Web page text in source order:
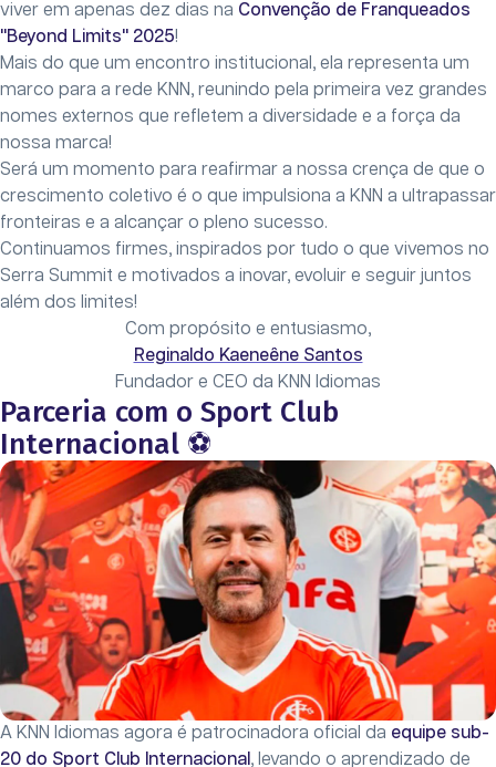
viver em apenas dez dias na Convenção de Franqueados
"Beyond Limits" 2025!
Mais do que um encontro institucional, ela representa um
marco para a rede KNN, reunindo pela primeira vez grandes
nomes externos que refletem a diversidade e a força da
nossa marca!
Será um momento para reafirmar a nossa crença de que o
crescimento coletivo é o que impulsiona a KNN a ultrapassar
fronteiras e a alcançar o pleno sucesso.
Continuamos firmes, inspirados por tudo o que vivemos no
Serra Summit e motivados a inovar, evoluir e seguir juntos
além dos limites!
Com propósito e entusiasmo,
Reginaldo Kaeneêne Santos
Fundador e CEO da KNN Idiomas
Parceria com o Sport Club
Internacional ⚽
A KNN Idiomas agora é patrocinadora oficial da equipe sub-
20 do Sport Club Internacional , levando o aprendizado de